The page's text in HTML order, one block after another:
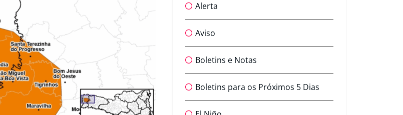
Alerta
Aviso
Boletins e Notas
Boletins para os Próximos 5 Dias